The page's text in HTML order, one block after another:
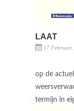
LAAT
17 Februari
op de
termijn in